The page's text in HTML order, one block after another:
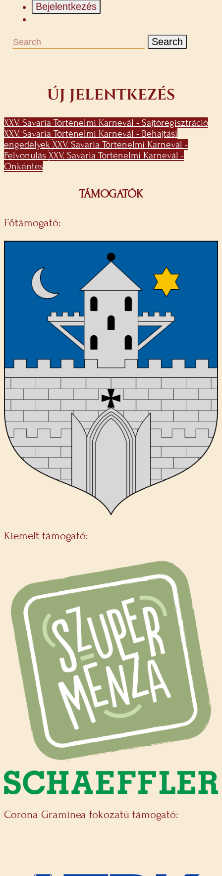
Bejelentkezés
Search
ÚJ JELENTKEZÉS
XXV. Savaria Történelmi Karnevál - Sajtóregisztráció
XXV. Savaria Történelmi Karnevál - Behajtási
engedélyek XXV. Savaria Történelmi Karnevál -
Felvonulás XXV. Savaria Történelmi Karnevál -
Önkéntes
TÁMOGATÓK
Főtámogató:
Kiemelt támogató:
Corona Graminea fokozatú támogató: